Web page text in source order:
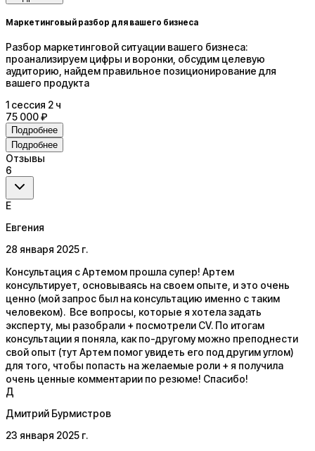
Маркетинговый разбор для вашего бизнеса
Разбор маркетинговой ситуации вашего бизнеса:
проанализируем цифры и воронки, обсудим целевую
аудиторию, найдем правильное позиционирование для
вашего продукта
1 сессия 2 ч
75 000 ₽
Подробнее
Подробнее
Отзывы
6
Е
Евгения
28 января 2025 г.
Консультация с Артемом прошла супер! Артем
консультирует, основываясь на своем опыте, и это очень
ценно (мой запрос был на консультацию именно с таким
человеком). Все вопросы, которые я хотела задать
эксперту, мы разобрали + посмотрели СV. По итогам
консультации я поняла, как по-другому можно преподнести
свой опыт (тут Артем помог увидеть его под другим углом)
для того, чтобы попасть на желаемые роли + я получила
очень ценные комментарии по резюме! Спасибо!
Д
Дмитрий Бурмистров
23 января 2025 г.